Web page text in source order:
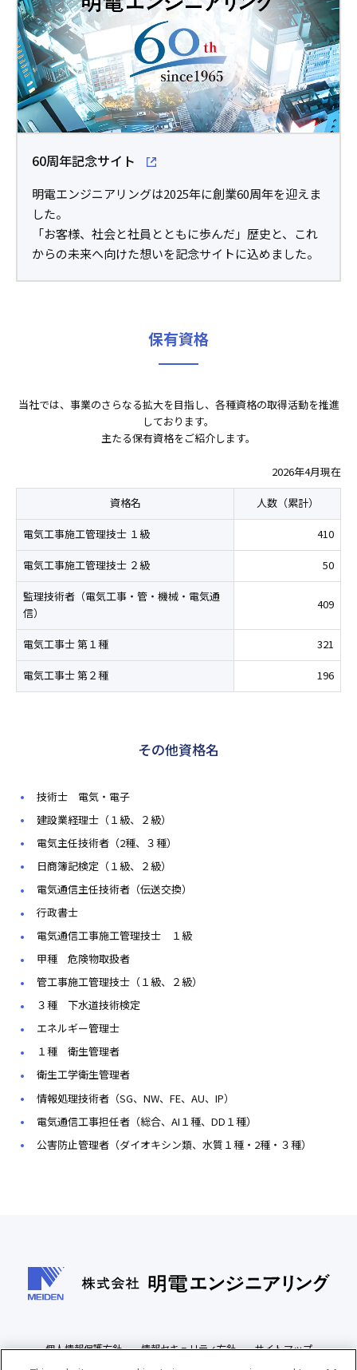
60周年記念サイト
明電エンジニアリングは2025年に創業60周年を迎えま
した。
「お客様、社会と社員とともに歩んだ」歴史と、これ
からの未来へ向けた想いを記念サイトに込めました。
保有資格
当社では、事業のさらなる拡大を目指し、各種資格の取得活動を推進
しております。
主たる保有資格をご紹介します。
2026年4月現在
資格名 人数（累計）
電気工事施工管理技士 １級 410
電気工事施工管理技士 ２級 50
監理技術者（電気工事・管・機械・電気通
信）
409
電気工事士 第１種 321
電気工事士 第２種 196
その他資格名
技術士 電気・電子
建設業経理士（１級、２級）
電気主任技術者（2種、３種）
日商簿記検定（１級、２級）
電気通信主任技術者（伝送交換）
行政書士
電気通信工事施工管理技士 １級
甲種 危険物取扱者
管工事施工管理技士（１級、２級）
３種 下水道技術検定
エネルギー管理士
１種 衛生管理者
衛生工学衛生管理者
情報処理技術者（SG、NW、FE、AU、IP）
電気通信工事担任者（総合、AI１種、DD１種）
公害防止管理者（ダイオキシン類、水質１種・2種・３種）
個人情報保護方針 情報セキュリティ方針 サイトマップ